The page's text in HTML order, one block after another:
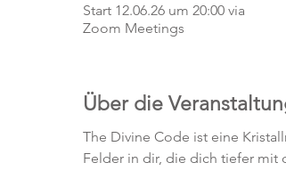
Start 12.06.26 um 20:00 via
Zoom Meetings
Über die
The Divine Code ist eine
Felder in dir, die dich tiefer mit